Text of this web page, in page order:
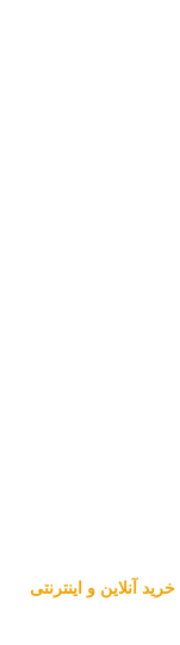
خرید آنلاین و اینترنتی